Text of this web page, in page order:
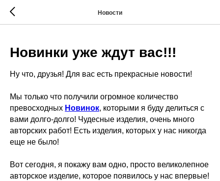
Новости
Новинки уже ждут вас!!!
Ну что, друзья! Для вас есть прекрасные новости!
Мы только что получили огромное количество
превосходных Новинок, которыми я буду делиться с
вами долго-долго! Чудесные изделия, очень много
авторских работ! Есть изделия, которых у нас никогда
еще не было!
Вот сегодня, я покажу вам одно, просто великолепное
авторское изделие, которое появилось у нас впервые!